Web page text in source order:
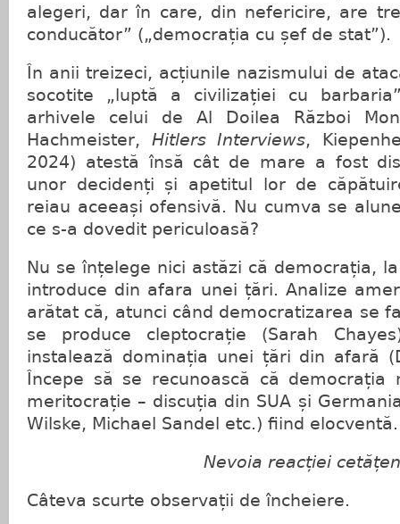
alegeri, dar în care, din nefericire, are
conducător” („democrația cu șef de stat”).
În anii treizeci, acțiunile nazismului de
socotite „luptă a civilizației cu
arhivele celui de Al Doilea Război
Hachmeister, Hitlers Interviews,
2024) atestă însă cât de mare a fost
unor decidenți și apetitul lor de
reiau aceeași ofensivă. Nu cumva se
ce s-a dovedit periculoasă?
Nu se înțelege nici astăzi că democrația,
introduce din afara unei țări. Analize
arătat că, atunci când democratizarea se
se produce cleptocrație (Sarah
instalează dominația unei țări din afară
Începe să se recunoască că democrația
meritocrație – discuția din SUA și
Wilske, Michael Sandel etc.) fiind elocventă.
Nevoia reacției
Câteva scurte observații de încheiere.